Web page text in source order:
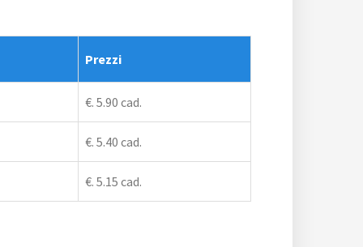
Prezzi
€. 5.90 cad.
€. 5.40 cad.
€. 5.15 cad.